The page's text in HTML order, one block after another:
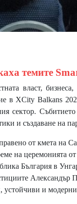
темите
власт,
в XCity Balkans
сектор.
и създаване на
от кмета на
на церемонията
България в
Александър
устойчиви и